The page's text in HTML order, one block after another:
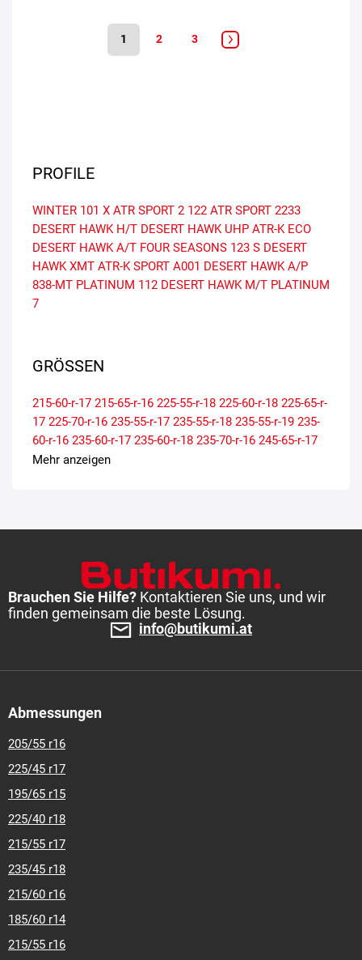
1 2 3
PROFILE
WINTER 101 X ATR SPORT 2 122 ATR SPORT 2233
DESERT HAWK H/T DESERT HAWK UHP ATR-K ECO
DESERT HAWK A/T FOUR SEASONS 123 S DESERT
HAWK XMT ATR-K SPORT A001 DESERT HAWK A/P
838-MT PLATINUM 112 DESERT HAWK M/T PLATINUM
7
GRÖSSEN
215-60-r-17 215-65-r-16 225-55-r-18 225-60-r-18 225-65-r-
17 225-70-r-16 235-55-r-17 235-55-r-18 235-55-r-19 235-
60-r-16 235-60-r-17 235-60-r-18 235-70-r-16 245-65-r-17
245-70-r-16 245-70-r-17
Mehr anzeigen
Brauchen Sie Hilfe? Kontaktieren Sie uns, und wir
finden gemeinsam die beste Lösung.
info@butikumi.at
Abmessungen
205/55 r16
225/45 r17
195/65 r15
225/40 r18
215/55 r17
235/45 r18
215/60 r16
185/60 r14
215/55 r16